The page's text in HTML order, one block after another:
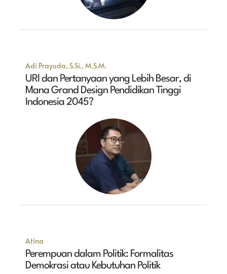
Adi Prayuda, S.Si., M.S.M.
URI dan Pertanyaan yang Lebih Besar, di
Mana Grand Design Pendidikan Tinggi
Indonesia 2045?
Atina
Perempuan dalam Politik: Formalitas
Demokrasi atau Kebutuhan Politik